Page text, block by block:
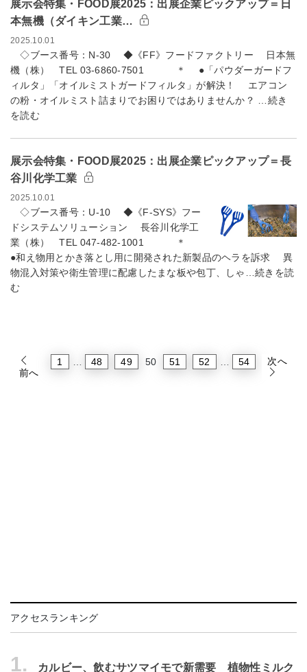
展示会特集・FOOD展2025：出展企業ピックアップ＝日
本無機（ダイキン工業…
2025.10.01
◇ブース番号：N-30 ◆《FF》フードファクトリー 日本無
機（株） TEL 03-6860-7501 ＊ ●「パウダーガードフ
ィルタ」「オイルミストガードフィルタ」が解決！ エアコン
の粉・オイルミスト詰まりでお困りではありませんか？ …続き
を読む
展示会特集・FOOD展2025：出展企業ピックアップ＝長
谷川化学工業
2025.10.01
◇ブース番号：U-10 ◆《F-SYS》フー
ドシステムソリューション 長谷川化学工
業（株） TEL 047-482-1001 ＊
●和え物用とかき落とし用に開発された新製品のヘラを訴求 異
物混入対策や衛生管理に配慮したまな板や包丁、しゃ…続きを読
む
前へ
1 48 49 50 51 52 54 次へ
アクセスランキング
1.
カルビー、飲むサツマイモで新需要 植物性ミルク